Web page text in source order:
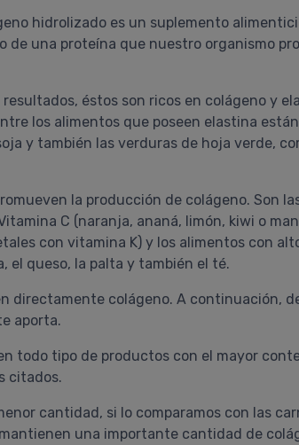
hidrolizado es un suplemento
una proteína que nuestro organismo
éstos son ricos en colágeno y
los alimentos que poseen elastina
y también las verduras de hoja verde,
la producción de colágeno. Son
C (naranja, ananá, limón, kiwi o
con vitamina K) y los alimentos con
el queso, la palta y también el té.
directamente colágeno. A continuación,
aporta.
todo tipo de productos con el mayor
citados.
cantidad, si lo comparamos con las
una importante cantidad de
con rulos y muy
tiempo de usarlo
sequedad de mi ....
Pedido